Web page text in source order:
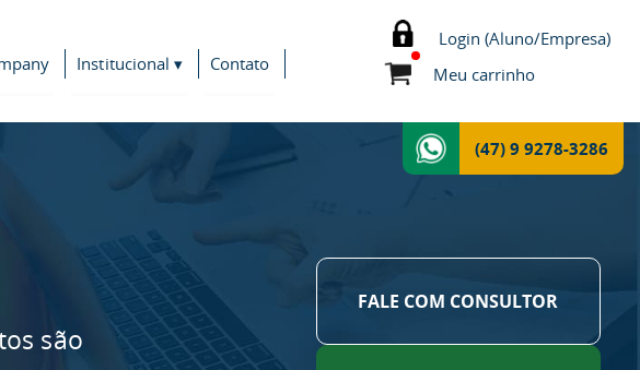
Institucional ▾ Contato
Login (Aluno/Empresa)
Meu carrinho
(47) 9 9278-3286
são
FALE COM CONSULTOR